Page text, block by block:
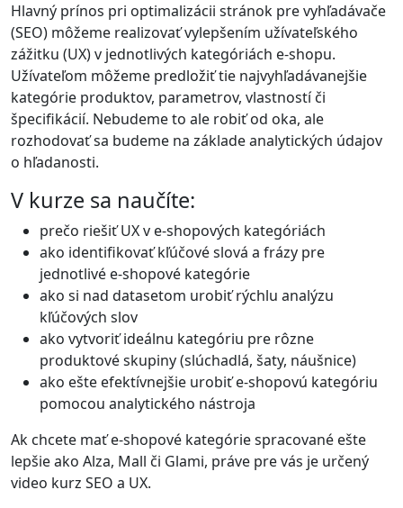
Hlavný prínos pri optimalizácii stránok pre vyhľadávače
(SEO) môžeme realizovať vylepšením užívateľského
zážitku (UX) v jednotlivých kategóriách e-shopu.
Užívateľom môžeme predložiť tie najvyhľadávanejšie
kategórie produktov, parametrov, vlastností či
špecifikácií. Nebudeme to ale robiť od oka, ale
rozhodovať sa budeme na základe analytických údajov
o hľadanosti.
V kurze sa naučíte:
prečo riešiť UX v e-shopových kategóriách
ako identifikovať kľúčové slová a frázy pre
jednotlivé e-shopové kategórie
ako si nad datasetom urobiť rýchlu analýzu
kľúčových slov
ako vytvoriť ideálnu kategóriu pre rôzne
produktové skupiny (slúchadlá, šaty, náušnice)
ako ešte efektívnejšie urobiť e-shopovú kategóriu
pomocou analytického nástroja
Ak chcete mať e-shopové kategórie spracované ešte
lepšie ako Alza, Mall či Glami, práve pre vás je určený
video kurz SEO a UX.